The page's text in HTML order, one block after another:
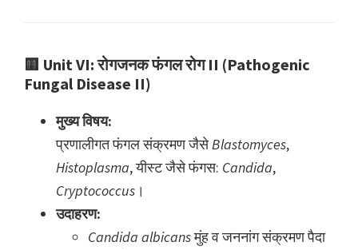
🟨 Unit VI: रोगजनक फंगल रोग II (Pathogenic
Fungal Disease II)
मुख्य विषय:
प्रणालीगत फंगल संक्रमण जैसेBlastomyces,
Histoplasma, यीस्ट जैसे फंगस: Candida,
Cryptococcus ।
उदाहरण:
Candida albicansमुंह व जननांग संक्रमण पैदा